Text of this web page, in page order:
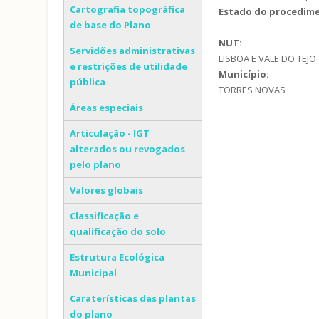
Cartografia topográfica
de base do Plano
Servidões administrativas
e restrições de utilidade
pública
Áreas especiais
Articulação - IGT
alterados ou revogados
pelo plano
Valores globais
Classificação e
qualificação do solo
Estrutura Ecológica
Municipal
Caraterísticas das plantas
do plano
Estado do
-
NUT:
LISBOA E VALE DO TEJO
Município:
TORRES NOVAS